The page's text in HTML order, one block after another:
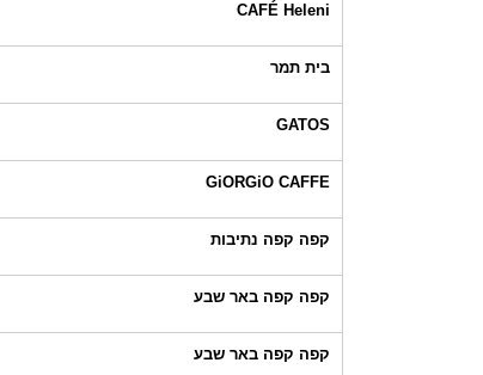
CAFÉ Heleni
בית תמר
GATOS
GiORGiO CAFFE
קפה קפה נתיבות
קפה קפה באר שבע
קפה קפה באר שבע